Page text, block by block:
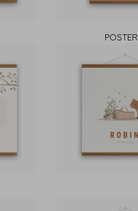
POSTER